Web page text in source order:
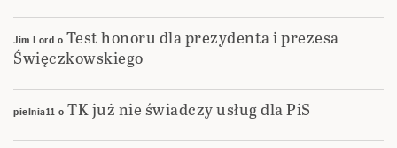
Jim Lord o Test honoru dla prezydenta i prezesa
Święczkowskiego
pielnia11 o TK już nie świadczy usług dla PiS